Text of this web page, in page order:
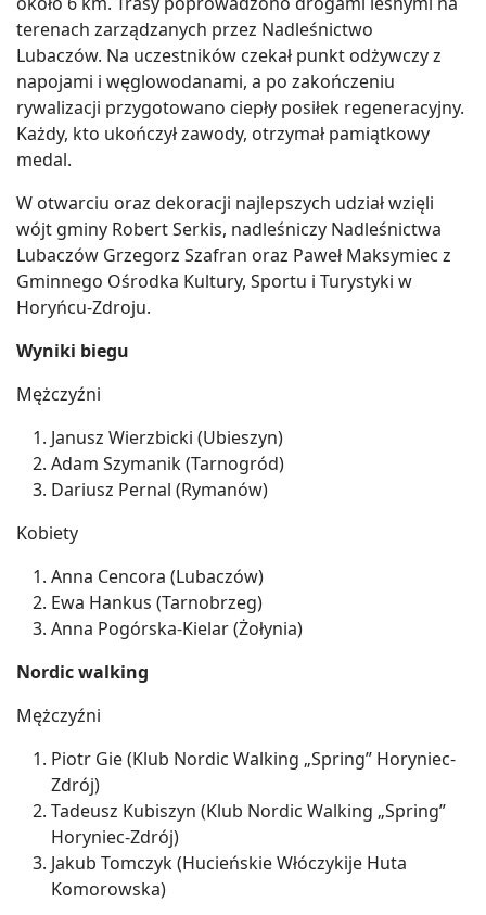
terenach zarządzanych przez Nadleśnictwo
Lubaczów. Na uczestników czekał punkt odżywczy z
napojami i węglowodanami, a po zakończeniu
rywalizacji przygotowano ciepły posiłek regeneracyjny.
Każdy, kto ukończył zawody, otrzymał pamiątkowy
medal.
W otwarciu oraz dekoracji najlepszych udział wzięli
wójt gminy Robert Serkis, nadleśniczy Nadleśnictwa
Lubaczów Grzegorz Szafran oraz Paweł Maksymiec z
Gminnego Ośrodka Kultury, Sportu i Turystyki w
Horyńcu-Zdroju.
Wyniki biegu
Mężczyźni
Janusz Wierzbicki (Ubieszyn)
Adam Szymanik (Tarnogród)
Dariusz Pernal (Rymanów)
Kobiety
Anna Cencora (Lubaczów)
Ewa Hankus (Tarnobrzeg)
Anna Pogórska-Kielar (Żołynia)
Nordic walking
Mężczyźni
Piotr Gie (Klub Nordic Walking „Spring” Horyniec-
Zdrój)
Tadeusz Kubiszyn (Klub Nordic Walking „Spring”
Horyniec-Zdrój)
Jakub Tomczyk (Hucieńskie Włóczykije Huta
Komorowska)